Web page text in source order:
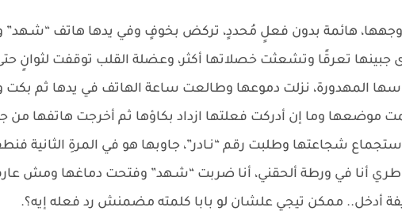
وجهها، هائمة بدون فعلٍ مُحددٍ، تركض بخوفٍ وفي يدها هاتف
جبينها تعرقًا وتشعثت خصلاتها أكثر، وعضلة القلب توقفت لثوانٍ
المهدورة، نزلت دموعها وطالعت ساعة الهاتف في يدها ثم بكت
موضعها وما إن أدركت فعلتها ازداد بكاؤها ثم أخرجت هاتفها من
شجاعتها وطلبت رقم “نـادر”، جاوبها هو في المرةِ الثانية
أنا في ورطة ألحقني، أنا ضربت “شـهد” وفتحت دماغها ومش
أدخل.. ممكن تيجي علشان لو بابا كلمته مضمنش رد فعله إيه؟.